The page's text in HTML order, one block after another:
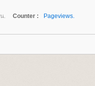
. Counter :
Pageviews.